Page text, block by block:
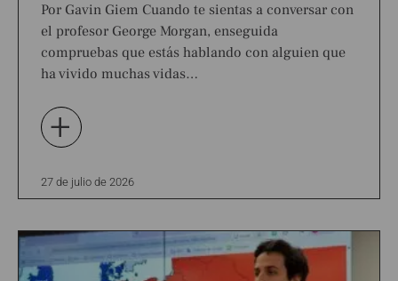
Por Gavin Giem Cuando te sientas a conversar con
el profesor George Morgan, enseguida
compruebas que estás hablando con alguien que
ha vivido muchas vidas…
+
27 de julio de 2026